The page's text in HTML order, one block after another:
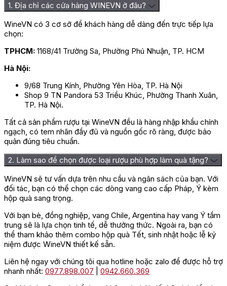
1. Địa chỉ các cửa hàng WINEVN ở đâu?
WineVN có 3 cơ sở để khách hàng dễ dàng đến trực tiếp lựa
chọn:
TPHCM: 1168/41 Trường Sa, Phường Phú Nhuận, TP. HCM
Hà Nội:
9/68 Trung Kính, Phường Yên Hòa, TP. Hà Nội
Shop 9 TN Pandora 53 Triều Khúc, Phường Thanh Xuân,
TP. Hà Nội.
Tất cả sản phẩm rượu tại WineVN đều là hàng nhập khẩu chính
ngạch, có tem nhãn đầy đủ và nguồn gốc rõ ràng, được bảo
quản đúng tiêu chuẩn.
2. Làm sao để chọn được loại rượu phù hợp làm quà tặng?
WineVN sẽ tư vấn dựa trên nhu cầu và ngân sách của bạn. Với
đối tác, bạn có thể chọn các dòng vang cao cấp Pháp, Ý kèm
hộp quà sang trọng.
Với bạn bè, đồng nghiệp, vang Chile, Argentina hay vang Ý tầm
trung sẽ là lựa chọn tinh tế, dễ thưởng thức. Ngoài ra, bạn có
thể tham khảo thêm combo hộp quà Tết, sinh nhật hoặc lễ kỷ
niệm được WineVN thiết kế sẵn.
Liên hệ ngay với chúng tôi qua hotline hoặc zalo để được hỗ trợ
nhanh nhất: 0977.898.007
0942.660.369